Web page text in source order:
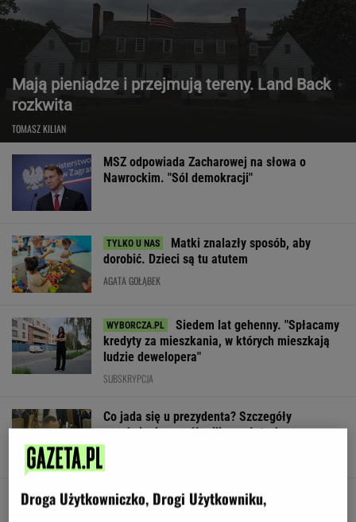
Mają pieniądze i przejmują tereny. Land Back
rozkwita
TOMASZ KILIAN
MSZ odpowiada Zacharowej na słowa o
Nawrockim. "Sól demokracji"
Matki znalazły sposób, aby
dorobić. Dzieci są tu atutem
AGATA GOŁĄBEK
Siedem lat gehenny. "Spłacamy
kredyty za mieszkania, w których mieszkają
ludzie dewelopera"
SUBSKRYPCJA
Co jada się u prezydenta? Szczegóły
zamówienia za pół miliona złotych
Nowe zdjęcie Johna Goodmana trafiło do
sieci. Aktor schudł 90 kg
Droga Użytkowniczko, Drogi Użytkowniku,